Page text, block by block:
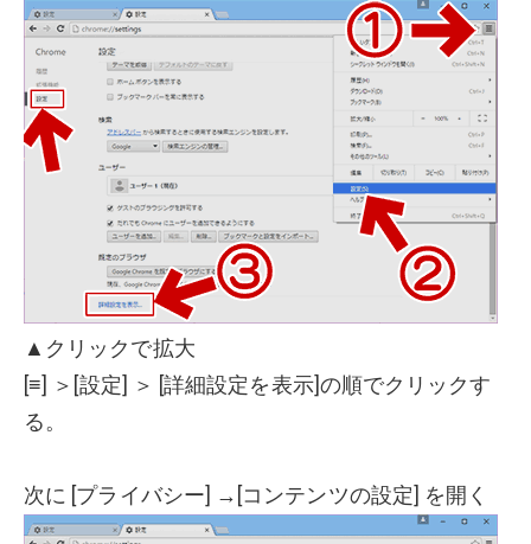
▲クリックで拡大
[≡] ＞[設定] ＞ [詳細設定を表示]の順でクリックす
る。
次に [プライバシー] →[コンテンツの設定] を開く